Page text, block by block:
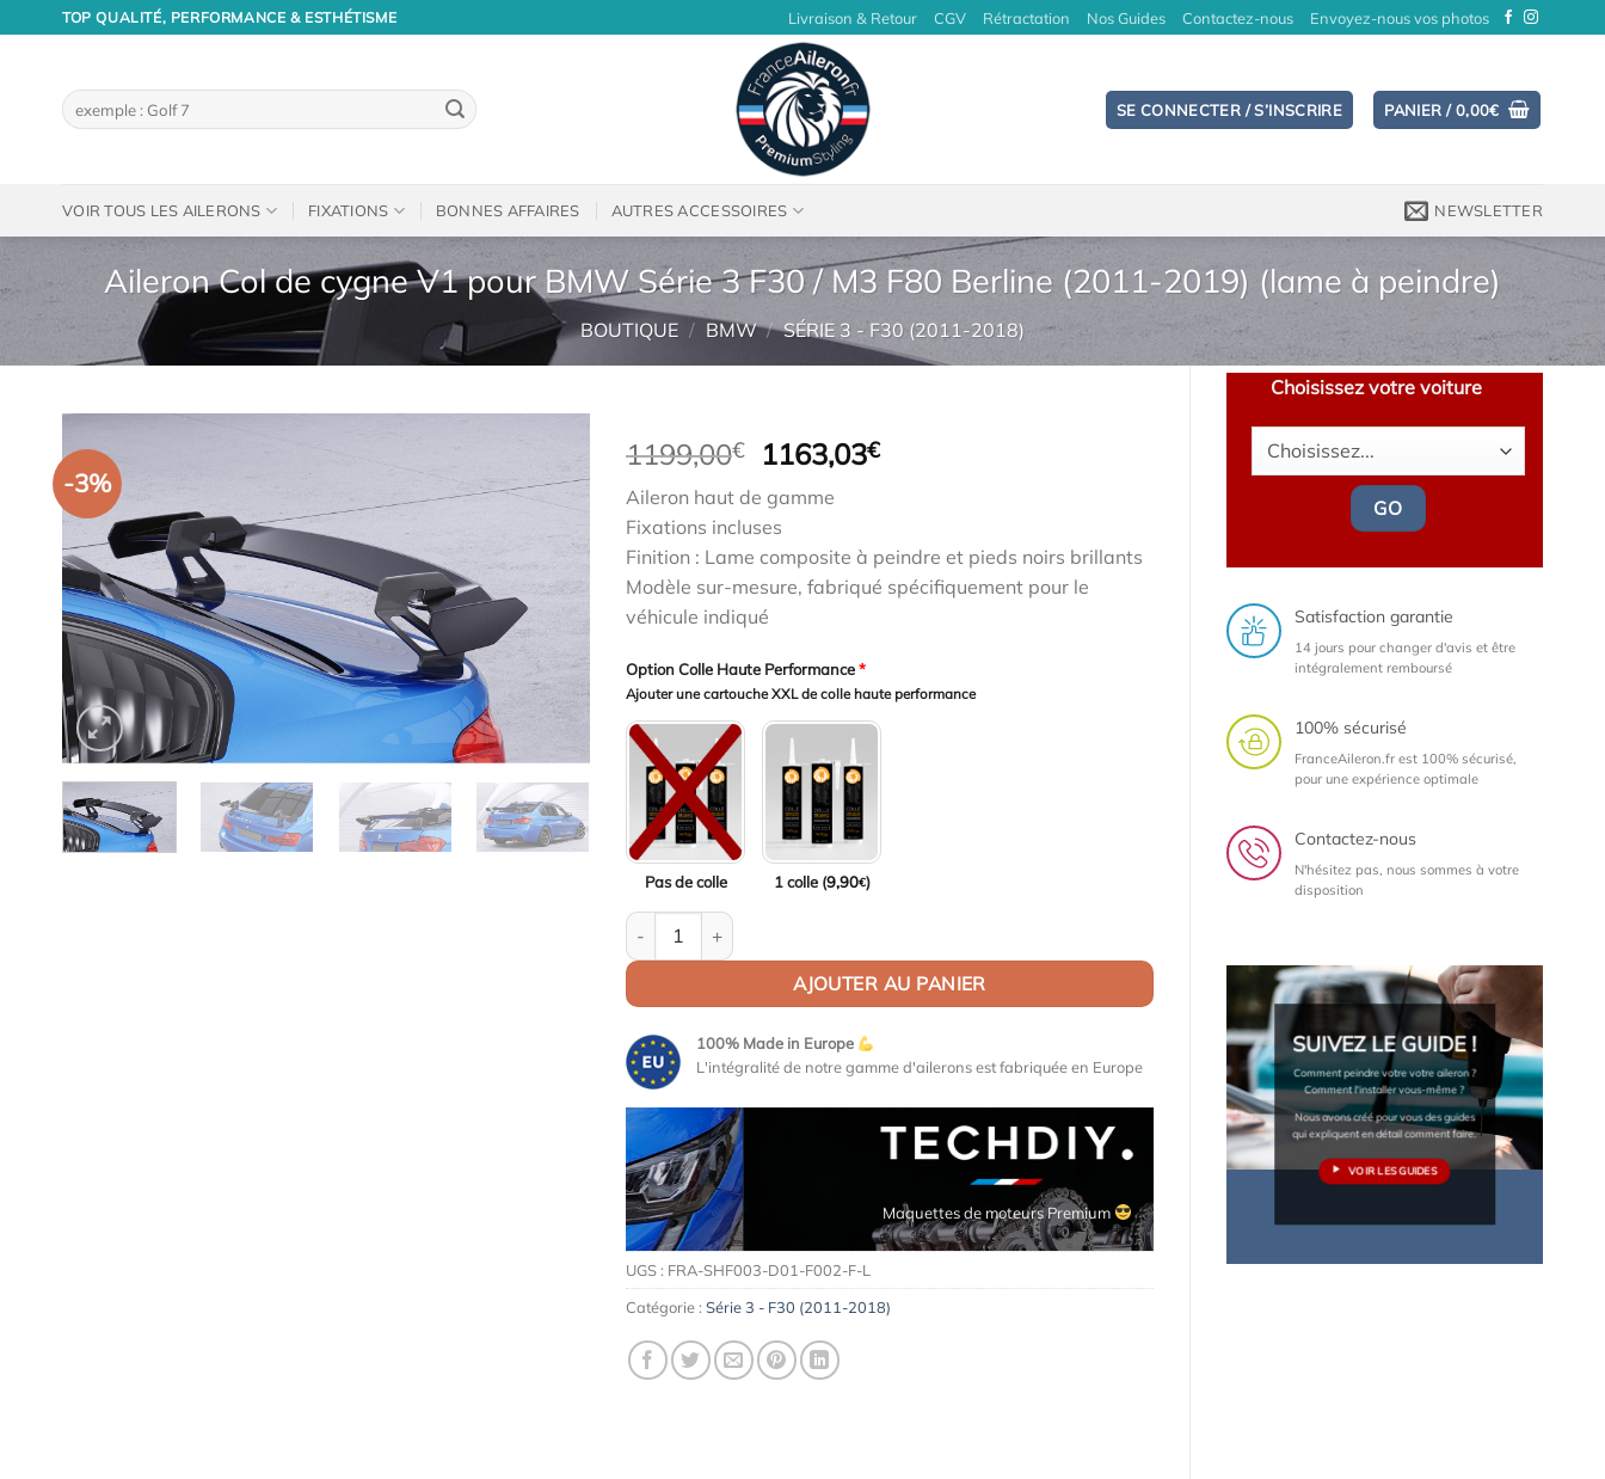
TOP QUALITÉ, PERFORMANCE & ESTHÉTISME Livraison & Retour CGV Rétractation Nos Guides Contactez-nous Envoyez-nous vos photos
Recherche
pour :
SE CONNECTER / S’INSCRIRE PANIER /0,00€
VOIR TOUS LES AILERONS FIXATIONS BONNES AFFAIRES AUTRES ACCESSOIRES NEWSLETTER
Aileron Col de cygne V1 pour BMW Série 3 F30 / M3 F80 Berline (2011-2019) (lame à peindre)
BOUTIQUE / BMW / SÉRIE 3 - F30 (2011-2018)
Choisissez votre voiture
GO
Satisfaction garantie
14 jours pour changer d'avis et être
intégralement remboursé
100% sécurisé
FranceAileron.fr est 100% sécurisé,
pour une expérience optimale
Contactez-nous
N'hésitez pas, nous sommes à votre
disposition
SUIVEZ LE GUIDE !
Comment peindre votre votre aileron ?
Comment l'installer vous-même ?
Nous avons créé pour vous des guides
qui expliquent en détail comment faire.
VOIR LES GUIDES
-3%
1199,00€
Le
initial
était :
1199,00€.
1163,03€Le
1163,03€.
Aileron haut de gamme
Fixations incluses
Finition : Lame composite à peindre et pieds noirs brillants
Modèle sur-mesure, fabriqué spécifiquement pour le
véhicule indiqué
Option Colle Haute Performance*
Ajouter une cartouche XXL de colle haute performance
Pas de colle 1 colle (9,90€)
quantité de Aileron Col de cygne V1 pour BMW Série 3 F30 / M3 F80 Berline (2011-2019) (lame à peindre)
AJOUTER AU PANIER
100% Made in Europe
L'intégralité de notre gamme d'ailerons est fabriquée en Europe
Maquettes de moteurs Premium
UGS : FRA-SHF003-D01-F002-F-L
Catégorie : Série 3 - F30 (2011-2018)